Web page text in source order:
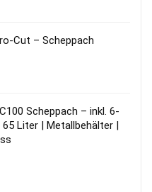
Cut – Scheppach
Scheppach – inkl. 6-
Liter | Metallbehälter |